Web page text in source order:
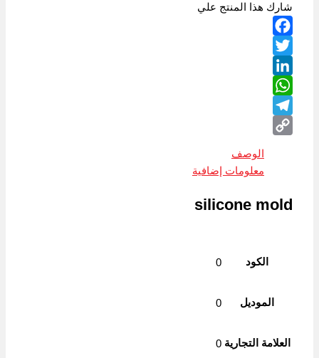
شارك هذا المنتج علي
Facebook
Twitter
LinkedIn
WhatsApp
Telegram
الوصف
معلومات إضافية
silicone mold
الكود 0
الموديل 0
العلامة التجارية 0